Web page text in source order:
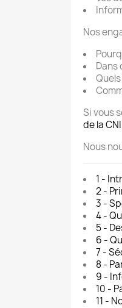
Nos
Dans
Si vous
de la
Nous
1 -
2 -
3 -
4 -
5 -
6 -
7 -
8 -
9 -
10 -
11 -